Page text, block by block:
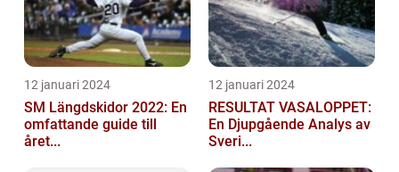
12 januari 2024
SM Längdskidor 2022: En
omfattande guide till
året...
12 januari 2024
RESULTAT VASALOPPET:
En Djupgående Analys av
Sveri...